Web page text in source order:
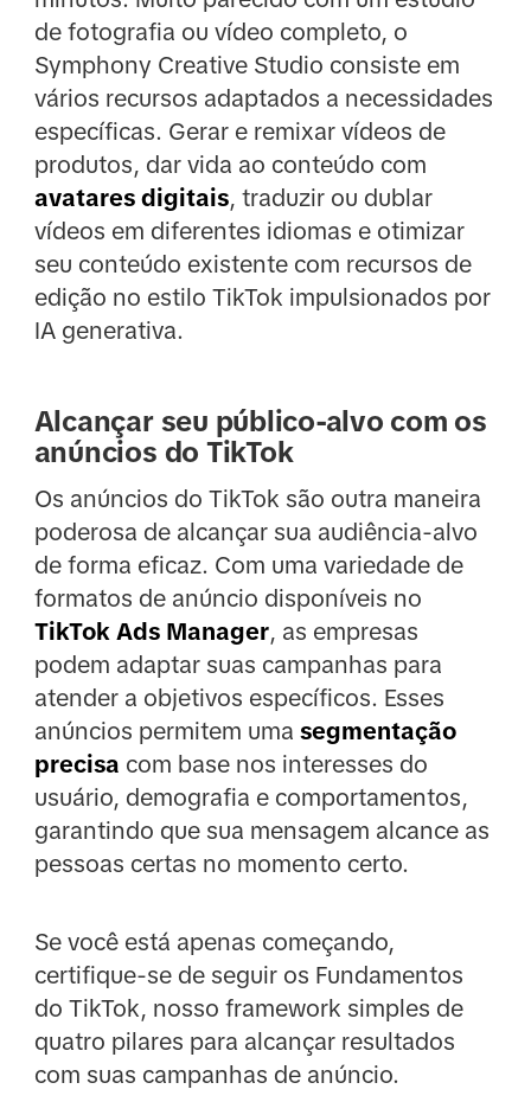
de fotografia ou vídeo completo, o
Symphony Creative Studio consiste em
vários recursos adaptados a necessidades
específicas. Gerar e remixar vídeos de
produtos, dar vida ao conteúdo com
avatares digitais, traduzir ou dublar
vídeos em diferentes idiomas e otimizar
seu conteúdo existente com recursos de
edição no estilo TikTok impulsionados por
IA generativa.
Alcançar seu público-alvo com os
anúncios do TikTok
Os anúncios do TikTok são outra maneira
poderosa de alcançar sua audiência-alvo
de forma eficaz. Com uma variedade de
formatos de anúncio disponíveis no
TikTok Ads Manager, as empresas
podem adaptar suas campanhas para
atender a objetivos específicos. Esses
anúncios permitem uma segmentação
precisa com base nos interesses do
usuário, demografia e comportamentos,
garantindo que sua mensagem alcance as
pessoas certas no momento certo.
Se você está apenas começando,
certifique-se de seguir os Fundamentos
do TikTok, nosso framework simples de
quatro pilares para alcançar resultados
com suas campanhas de anúncio.